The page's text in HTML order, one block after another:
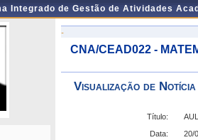
Integrado de Gestão de Atividades
-
CNA/CEAD022 -
Visualização de Notícia
Título:
Data:
20/